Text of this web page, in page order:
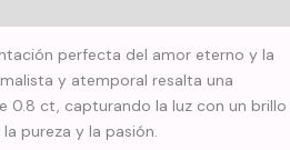
perfecta del amor eterno y la
y atemporal resalta una
0.8 ct, capturando la luz con un brillo
pureza y la pasión.